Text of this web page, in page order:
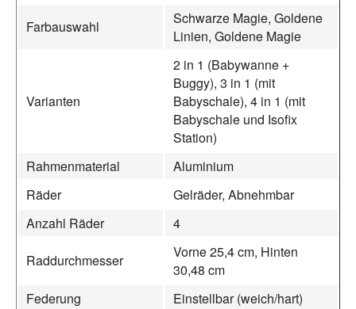
Farbauswahl
Schwarze Magie, Goldene
Linien, Goldene Magie
Varianten
2 in 1 (Babywanne +
Buggy), 3 in 1 (mit
Babyschale), 4 in 1 (mit
Babyschale und Isofix
Station)
Rahmenmaterial
Aluminium
Räder
Gelräder, Abnehmbar
Anzahl Räder
4
Raddurchmesser
Vorne 25,4 cm, Hinten
30,48 cm
Federung
Einstellbar (weich/hart)